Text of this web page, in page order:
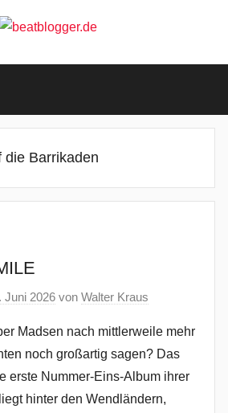
die Barrikaden
Juni 2026 von Walter Kraus
Madsen nach mittlerweile mehr
noch großartig sagen? Das
erste Nummer-Eins-Album ihrer
hinter den Wendländern,